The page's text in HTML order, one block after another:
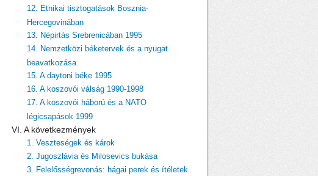
12. Etnikai tisztogatások Bosznia-
Hercegovinában
13. Népirtás Srebrenicában 1995
14. Nemzetközi béketervek és a nyugat
beavatkozása
15. A daytoni béke 1995
16. A koszovói válság 1990-1998
17. A koszovói háború és a NATO
légicsapások 1999
VI. A következmények
1. Veszteségek és károk
2. Jugoszlávia és Milosevics bukása
3. Felelősségrevonás: hágai perek és ítéletek